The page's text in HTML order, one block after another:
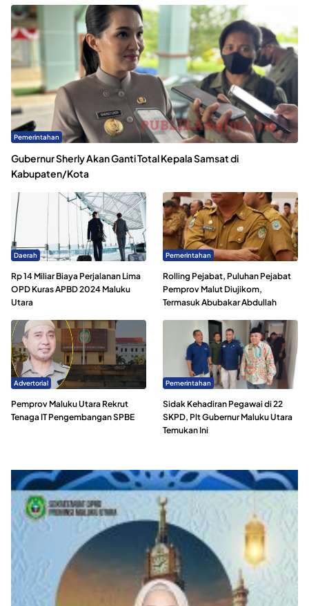
Pemerintahan
Gubernur Sherly Akan Ganti Total Kepala Samsat di
Kabupaten/Kota
Daerah
Rp 14 Miliar Biaya Perjalanan Lima
OPD Kuras APBD 2024 Maluku
Utara
Pemerintahan
Rolling Pejabat, Puluhan Pejabat
Pemprov Malut Diujikom,
Termasuk Abubakar Abdullah
Advertorial
Pemprov Maluku Utara Rekrut
Tenaga IT Pengembangan SPBE
Pemerintahan
Sidak Kehadiran Pegawai di 22
SKPD, Plt Gubernur Maluku Utara
Temukan Ini